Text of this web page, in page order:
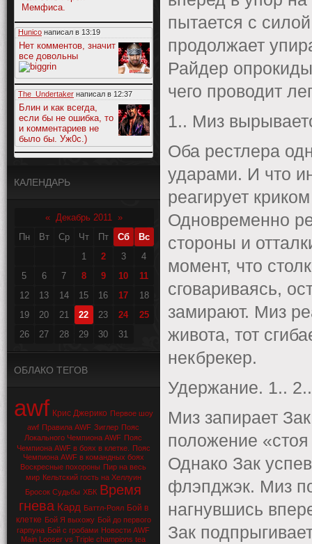
Мемфиса.
Hunico написал в 13:19
Нет комментов, значит
все довольны
The_Undertaker написал в 12:37
Блин и как всегда,
если бы не ошибка, то
и комментариев не
было бы. Уж0с.)
КАЛЕНДАРЬ
« Декабрь 2011 »
Пн
Вт Ср Чт Пт Сб
Вс
1
2 3
4
5
6 7 8 9 10
11
12
13 14 15 16 17
18
19
20 21 22 23 24
25
26
27 28 29 30 31
ОБЛАКО ТЕГОВ
awf Крис Джерико Первое шоу
awf Правила AWF Зиглер Пояс
Локального Чемпиона AWF Пояс
Чемпиона AWF в боях в клетке.
Пояс
Чемпиона AWF в командных боях
Воскресные похороны Пир на весь
мир Кельтский гость на Хеллуин
Бросок Судьбы ХБК Время
гнева Кард Баттл-Роял Бой в
клетке Бой Я выхожу Бой до первого
гарпуна Бой с гробами Новости AWF
Main Looser vs Triple champions tea
пытается с
продолжает
Райдер
чего проводит
1.. Миз
Оба рестлера
ударами. И что
реагирует
Одновременно
стороны и
момент, что
сговариваясь,
замирают. Миз
живота, тот
некбрекер.
Удержание. 1..
Миз запирает
положение
Однако Зак
флэпджэк. Миз
нагнувшись
Зак